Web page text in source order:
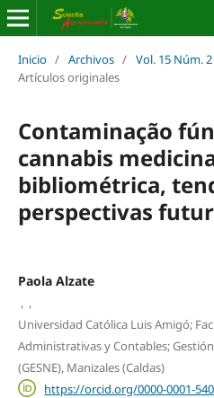
Inicio / Archivos / Vol. 15 Núm.
Artículos originales
Contaminação
cannabis
bibliométrica,
perspectivas
Paola Alzate
, ,
Universidad Católica Luis Amigó;
Administrativas y Contables;
(GESNE), Manizales (Caldas)
https://orcid.org/0000-0001-